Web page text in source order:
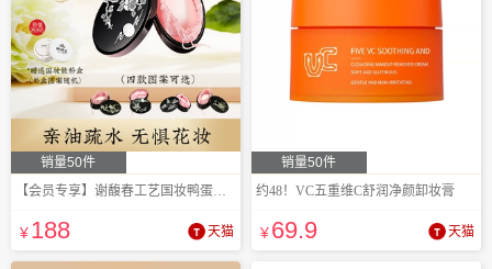
销量50件
【会员专享】谢馥春工艺国妆鸭蛋香粉散粉
¥188 天猫
销量50件
约48！VC五重维C舒润净颜卸妆膏
¥69.9 天猫